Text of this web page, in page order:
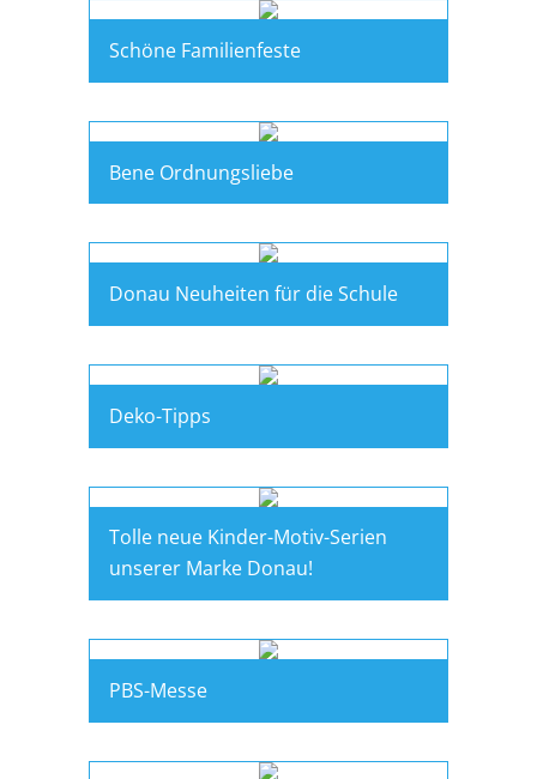
Schöne Familienfeste
Bene Ordnungsliebe
Donau Neuheiten für die Schule
Deko-Tipps
Tolle neue Kinder-Motiv-Serien
unserer Marke Donau!
PBS-Messe